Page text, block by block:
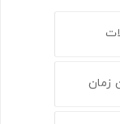
زمان